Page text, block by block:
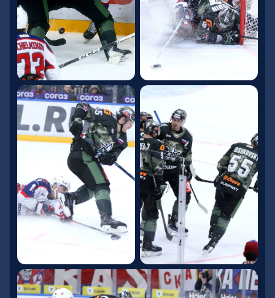
матчей сезона КХЛ и погружайтесь в атмосферу
настоящего спортивного события!